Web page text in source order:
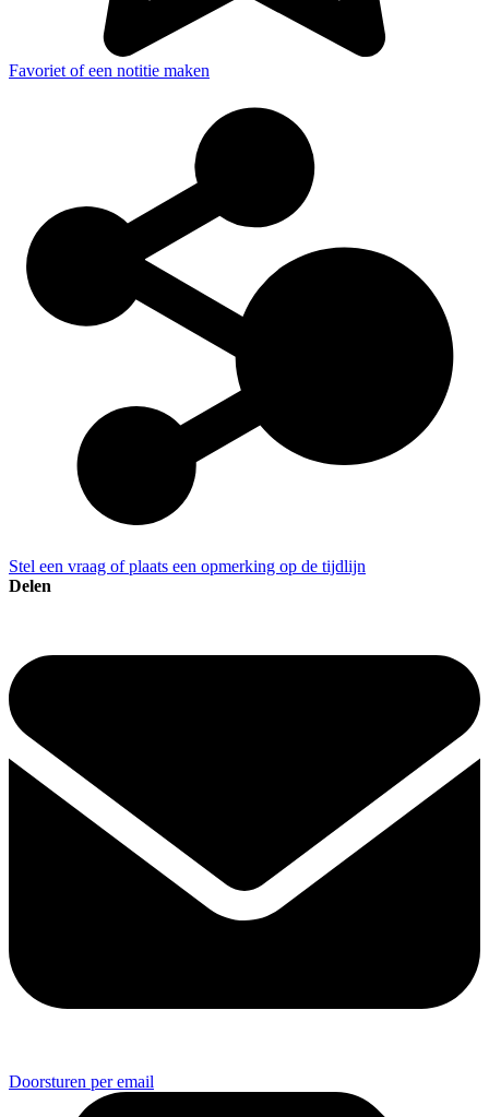
Favoriet of een notitie maken
Stel een vraag of plaats een opmerking op de tijdlijn
Delen
Doorsturen per email